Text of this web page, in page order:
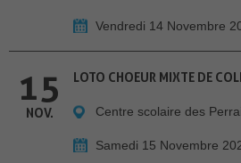
Vendredi 14 Novembre
15
NOV.
LOTO CHOEUR MIXTE DE
Centre scolaire des
Samedi 15 Novembre